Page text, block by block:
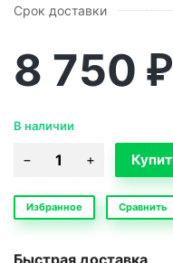
Срок доставки
8 750 ₽
В наличии
Избранное Сравнить
Быстрая доставка